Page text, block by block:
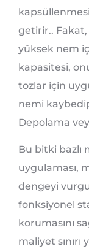
getirir.. Fakat,
yüksek nem
kapasitesi,
tozlar için
nemi
Depolama
Bu bitki bazlı
uygulaması,
dengeyi
fonksiyonel
korumasını
maliyet sınırı